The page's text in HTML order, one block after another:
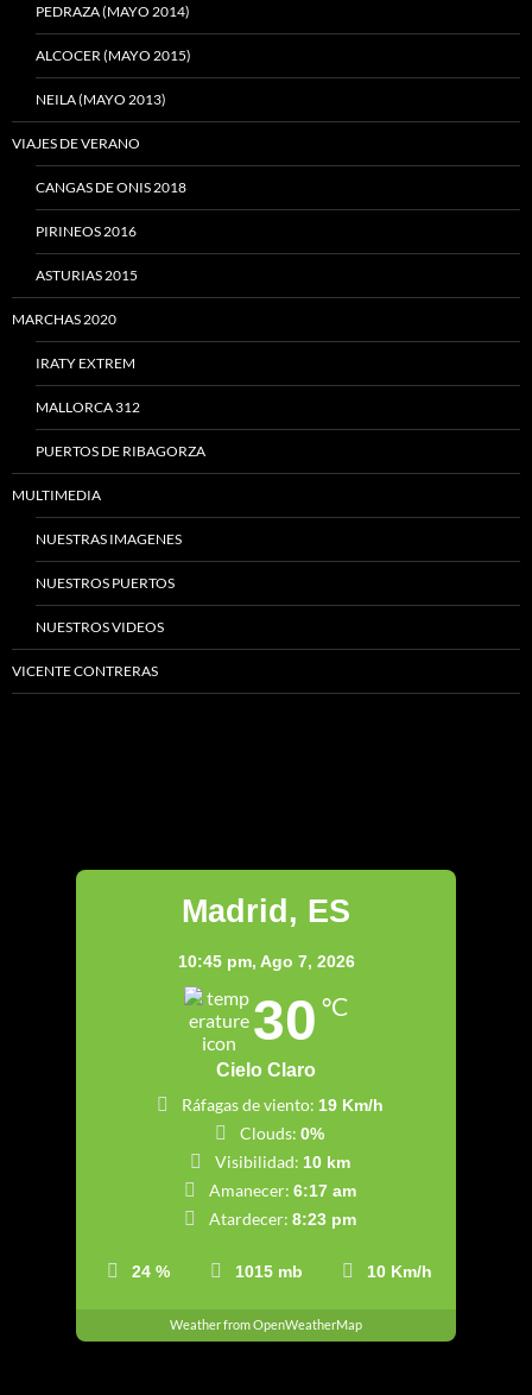
PEDRAZA (MAYO 2014)
ALCOCER (MAYO 2015)
NEILA (MAYO 2013)
VIAJES DE VERANO
CANGAS DE ONIS 2018
PIRINEOS 2016
ASTURIAS 2015
MARCHAS 2020
IRATY EXTREM
MALLORCA 312
PUERTOS DE RIBAGORZA
MULTIMEDIA
NUESTRAS IMAGENES
NUESTROS PUERTOS
NUESTROS VIDEOS
VICENTE CONTRERAS
Madrid, ES
10:45 pm, Ago 7, 2026
30 °C
Cielo Claro
24 % 1015 mb 10 Km/h
Ráfagas de viento: 19 Km/h
Clouds: 0%
Visibilidad: 10 km
Amanecer: 6:17 am
Atardecer: 8:23 pm
Weather from OpenWeatherMap